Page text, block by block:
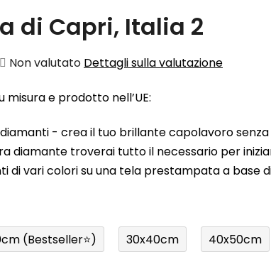
di Capri, Italia 2
La
media
prodotto
è
0,0
stelle.
Non valutato Dettagli sulla valutazione
misura e prodotto nell’UE:
- crea il tuo brillante capolavoro
diamante troverai tutto il necessario per
di vari colori su una tela prestampata a base
(Bestseller⭐) 30x40cm 40x50cm